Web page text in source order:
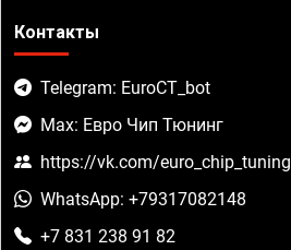
Контакты
Telegram: EuroCT_bot
Max: Евро Чип Тюнинг
https://vk.com/euro_chip_tuning
WhatsApp: +79317082148
+7 831 238 91 82